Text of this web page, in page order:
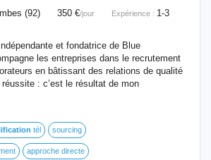
(92) 350 €/jour Expérience : 1-3
et fondatrice de Blue
les entreprises dans le recrutement
en bâtissant des relations de qualité
: c’est le résultat de mon
tél sourcing
approche directe